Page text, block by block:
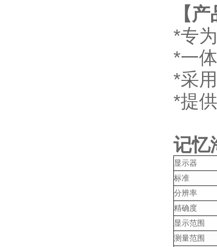
【
*专
*一
*采用
*提
记忆
显示器
标准
分辨率
精确度
显示范围
测量范围